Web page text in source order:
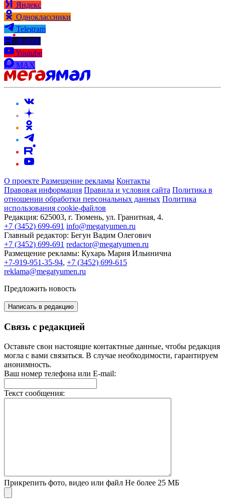
Яндекс
Одноклассники
Telegram
Rutube
Youtube
MAX
О проекте Размещение рекламы Контакты
Правовая информация Правила и условия сайта Политика в
отношении обработки персональных данных Политика
использования cookie-файлов
Редакция: 625003, г. Тюмень, ул. Гранитная, 4.
+7 (3452) 699-691 info@megatyumen.ru
Главный редактор: Бегун Вадим Олегович
+7 (3452) 699-691 redactor@megatyumen.ru
Размещение рекламы: Кухарь Мария Ильинична
+7-919-951-35-94, +7 (3452) 699-615
reklama@megatyumen.ru
Предложить новость
Написать в редакцию
Связь с редакцией
Оставьте свои настоящие контактные данные, чтобы редакция
могла с вами связаться. В случае необходимости, гарантируем
анонимность.
Ваш номер телефона или E-mail:
Текст сообщения:
Прикрепить фото, видео или файл Не более 25 МБ